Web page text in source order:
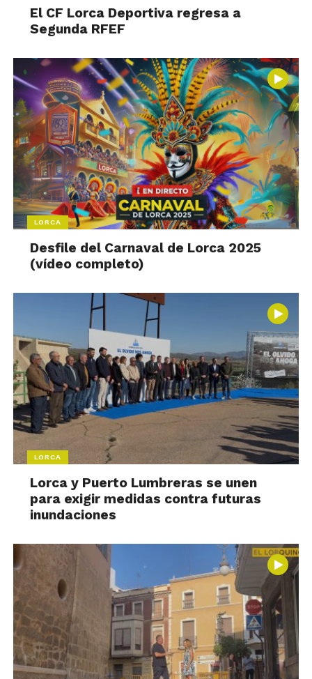
El CF Lorca Deportiva regresa a
Segunda RFEF
LORCA
Desfile del Carnaval de Lorca 2025
(vídeo completo)
LORCA
Lorca y Puerto Lumbreras se unen
para exigir medidas contra futuras
inundaciones